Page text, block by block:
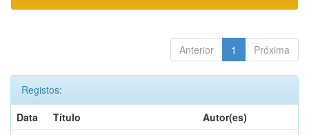
Anterior 1 Próxima
Registos:
Data
Título
Autor(es)